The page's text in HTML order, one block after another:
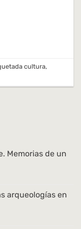
Memorias de un
arqueologías en
cultura,